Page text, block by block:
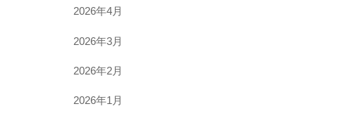
2026年4月
2026年3月
2026年2月
2026年1月